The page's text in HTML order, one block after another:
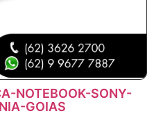
NOTEBOOK-SONY-
GOIAS